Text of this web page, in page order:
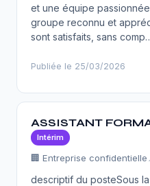
et une équipe
groupe reconnu et
sont satisfaits, sans
Publiée le 25/03/2026
ASSISTANT
Intérim
🏢 Entreprise confidentielle
descriptif du posteSous